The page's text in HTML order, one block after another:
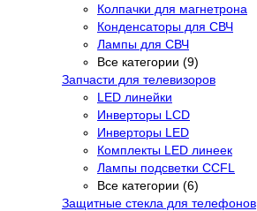
Колпачки для магнетрона
Конденсаторы для СВЧ
Лампы для СВЧ
Все категории (9)
Запчасти для телевизоров
LED линейки
Инверторы LCD
Инверторы LED
Комплекты LED линеек
Лампы подсветки CCFL
Все категории (6)
Защитные стекла для телефонов